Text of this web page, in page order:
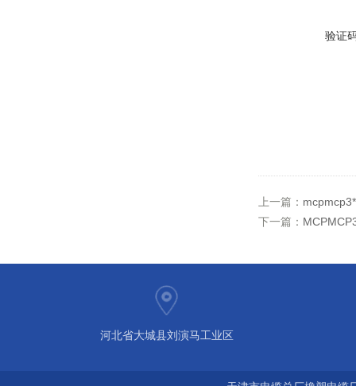
验证
上一篇：
下一篇：
河北省大城县刘演马工业区